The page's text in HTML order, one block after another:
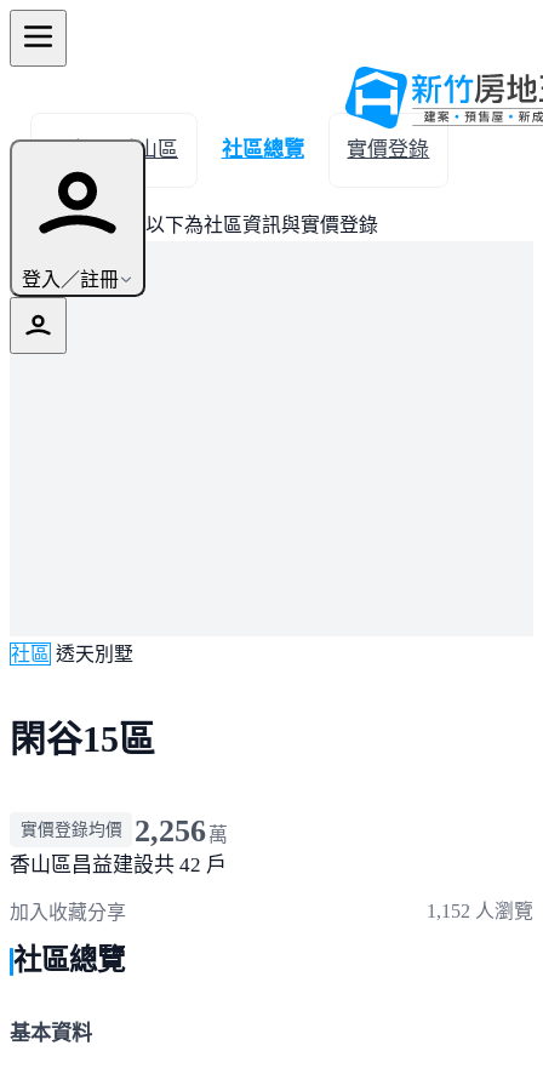
登入／註冊
← 返回香山區 社區總覽 實價登錄
此建案已完銷，以下為社區資訊與實價登錄
社區 透天別墅
閑谷15區
實價登錄均價 2,256萬
香山區昌益建設共 42 戶
加入收藏分享 1,152 人瀏覽
社區總覽
基本資料